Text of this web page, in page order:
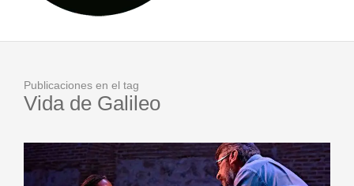
Publicaciones en el tag
Vida de Galileo